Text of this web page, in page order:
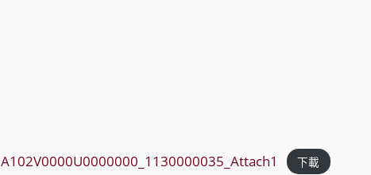
A102V0000U0000000_1130000035_Attach1 下載